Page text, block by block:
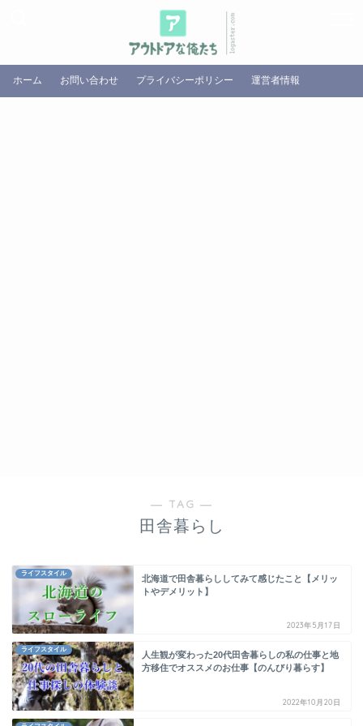
ホーム お問い合わせ プライバシーポリシー 運営者情報
― TAG ―
田舎暮らし
ライフスタイル
北海道で田舎暮らししてみて感じたこと【メリッ
トやデメリット】
2023年5月17日
ライフスタイル
人生観が変わった20代田舎暮らしの私の仕事と地
方移住でオススメのお仕事【のんびり暮らす】
2022年10月20日